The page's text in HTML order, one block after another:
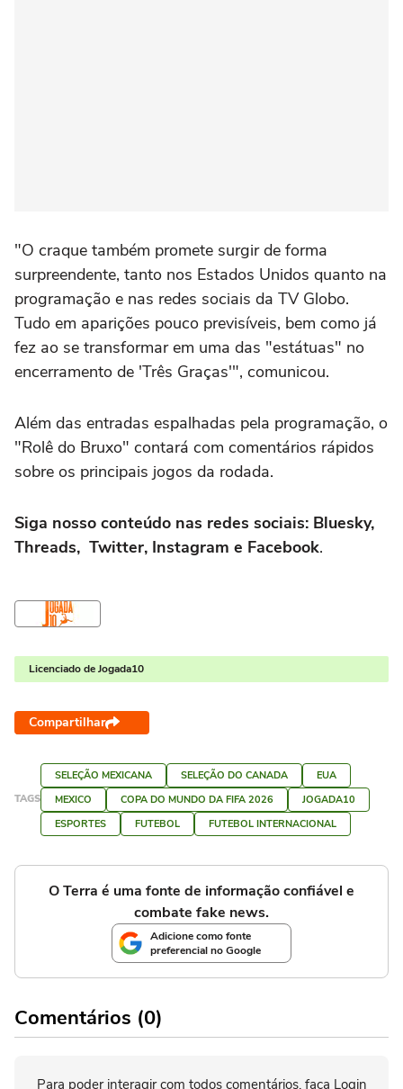
"O craque também promete surgir de forma
surpreendente, tanto nos Estados Unidos quanto na
programação e nas redes sociais da TV Globo.
Tudo em aparições pouco previsíveis, bem como já
fez ao se transformar em uma das "estátuas" no
encerramento de 'Três Graças'", comunicou.
Além das entradas espalhadas pela programação, o
"Rolê do Bruxo" contará com comentários rápidos
sobre os principais jogos da rodada.
Siga nosso conteúdo nas redes sociais: Bluesky,
Threads, Twitter, Instagram e Facebook.
Licenciado de Jogada10
Compartilhar
TAGS
SELEÇÃO MEXICANA SELEÇÃO DO CANADA
EUA
MEXICO
COPA DO MUNDO DA FIFA 2026
JOGADA10
ESPORTES
FUTEBOL FUTEBOL INTERNACIONAL
O Terra é uma fonte de informação confiável e
combate fake news.
Adicione como fonte
preferencial no Google
Comentários (0)
Para poder interagir com todos comentários, faça Login